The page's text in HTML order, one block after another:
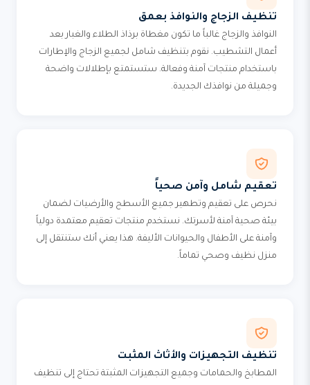
تنظيف الزجاج والنوافذ بعمق
النوافذ والزجاج غالباً ما تكون مغطاة برذاذ الطلاء والغبار بعد
أعمال التشطيب. نقوم بتنظيف شامل لجميع الزجاج والإطارات
باستخدام منتجات آمنة وفعالة. ستستمتع بإطلالات واضحة
وجميلة من نوافذك الجديدة.
تعقيم شامل وآمن صحياً
نحرص على تعقيم وتطهير جميع الأسطح والأرضيات لضمان
بيئة صحية آمنة لأسرتك. نستخدم منتجات تعقيم معتمدة دولياً
وآمنة على الأطفال والحيوانات الأليفة. هذا يعني أنك ستنتقل إلى
منزل نظيف وصحي تماماً.
تنظيف التجهيزات والأثاث المثبت
المطابخ والحمامات وجميع التجهيزات المثبتة تحتاج إلى تنظيف